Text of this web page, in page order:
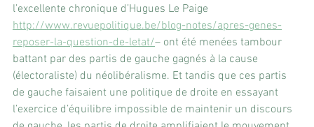
l’excellente chronique d’Hugues Le Paige
http://www.revuepolitique.be/blog-notes/apres-genes-
reposer-la-question-de-letat/– ont été menées tambour
battant par des partis de gauche gagnés à la cause
(électoraliste) du néolibéralisme. Et tandis que ces partis
de gauche faisaient une politique de droite en essayant
l’exercice d’équilibre impossible de maintenir un discours